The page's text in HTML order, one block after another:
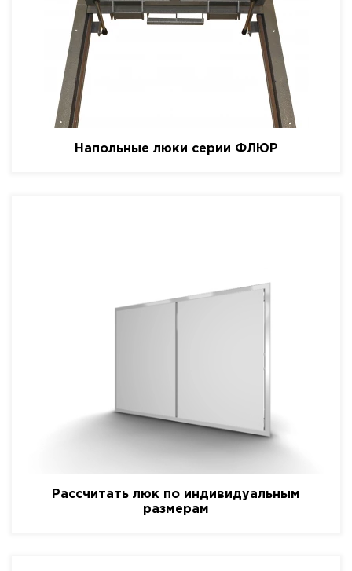
Напольные люки серии ФЛЮР
Рассчитать люк по индивидуальным
размерам